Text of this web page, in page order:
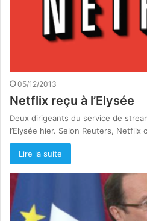
05/12/2013
Netflix reçu à l’Elysée
Deux dirigeants du service de
l’Elysée hier. Selon Reuters,
Lire la suite